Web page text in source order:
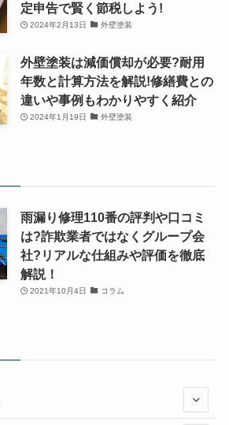
定申告で賢く節税しよう!
2024年2月13日 外壁塗装
外壁塗装は減価償却が必要?耐用
年数と計算方法を解説!修繕費との
違いや事例もわかりやすく紹介
2024年1月19日 外壁塗装
雨漏り修理110番の評判や口コミ
は?詐欺業者ではなくグループ会
社?リアルな仕組みや評価を徹底
解説！
2021年10月4日 コラム